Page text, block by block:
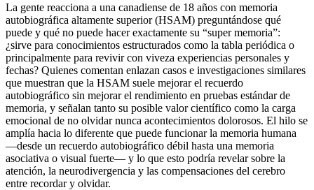
La gente reacciona a una canadiense de 18 años con memoria
autobiográfica altamente superior (HSAM) preguntándose qué
puede y qué no puede hacer exactamente su “super memoria”:
¿sirve para conocimientos estructurados como la tabla periódica o
principalmente para revivir con viveza experiencias personales y
fechas? Quienes comentan enlazan casos e investigaciones similares
que muestran que la HSAM suele mejorar el recuerdo
autobiográfico sin mejorar el rendimiento en pruebas estándar de
memoria, y señalan tanto su posible valor científico como la carga
emocional de no olvidar nunca acontecimientos dolorosos. El hilo se
amplía hacia lo diferente que puede funcionar la memoria humana
—desde un recuerdo autobiográfico débil hasta una memoria
asociativa o visual fuerte— y lo que esto podría revelar sobre la
atención, la neurodivergencia y las compensaciones del cerebro
entre recordar y olvidar.